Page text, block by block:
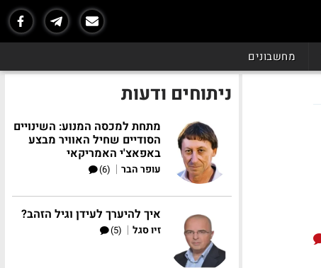
מחשבונים
ניתוחים ודעות
מתחת למכסה המנוע: השינויים
הסודיים שחיל האוויר מבצע
באפאצ'י האמריקאי
עופר הבר |
(6)
איך להיערך לעידן וגיל הזהב?
זיו סגל |
(5)